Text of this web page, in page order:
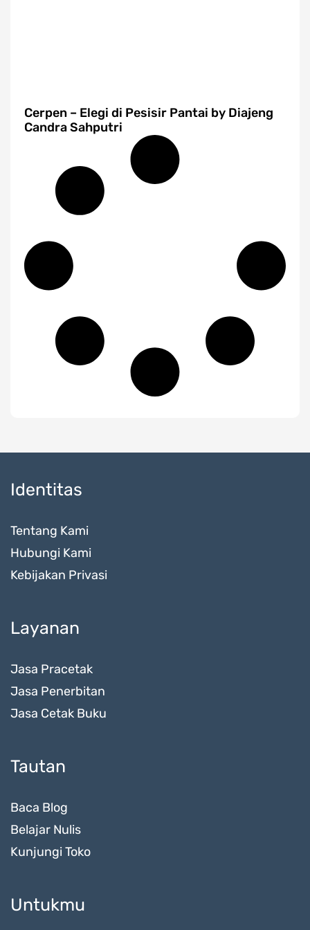
Cerpen – Elegi di Pesisir Pantai by Diajeng
Candra Sahputri
Identitas
Tentang Kami
Hubungi Kami
Kebijakan Privasi
Layanan
Jasa Pracetak
Jasa Penerbitan
Jasa Cetak Buku
Tautan
Baca Blog
Belajar Nulis
Kunjungi Toko
Untukmu